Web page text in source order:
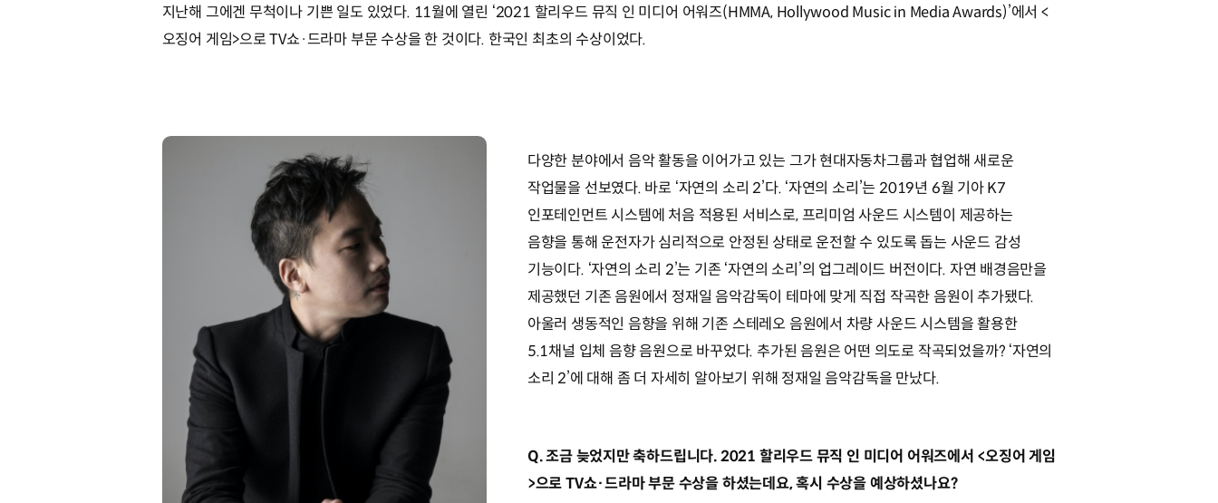
지난해 그에겐 무척이나 기쁜 일도 있었다. 11월에 열린 ‘2021 할리우드 뮤직 인 미디어 어워즈(HMMA, Hollywood Music in Media Awards)’에서 <
오징어 게임>으로 TV쇼·드라마 부문 수상을 한 것이다. 한국인 최초의 수상이었다.
다양한 분야에서 음악 활동을 이어가고 있는 그가 현대자동차그룹과 협업해 새로운
작업물을 선보였다. 바로 ‘자연의 소리 2’다. ‘자연의 소리’는 2019년 6월 기아 K7
인포테인먼트 시스템에 처음 적용된 서비스로, 프리미엄 사운드 시스템이 제공하는
음향을 통해 운전자가 심리적으로 안정된 상태로 운전할 수 있도록 돕는 사운드 감성
기능이다. ‘자연의 소리 2’는 기존 ‘자연의 소리’의 업그레이드 버전이다. 자연 배경음만을
제공했던 기존 음원에서 정재일 음악감독이 테마에 맞게 직접 작곡한 음원이 추가됐다.
아울러 생동적인 음향을 위해 기존 스테레오 음원에서 차량 사운드 시스템을 활용한
5.1채널 입체 음향 음원으로 바꾸었다. 추가된 음원은 어떤 의도로 작곡되었을까? ‘자연의
소리 2’에 대해 좀 더 자세히 알아보기 위해 정재일 음악감독을 만났다.
Q. 조금 늦었지만 축하드립니다. 2021 할리우드 뮤직 인 미디어 어워즈에서 <오징어 게임
>으로 TV쇼·드라마 부문 수상을 하셨는데요, 혹시 수상을 예상하셨나요?